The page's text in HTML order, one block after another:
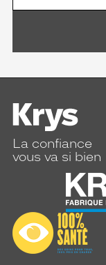
La confiance
vous va si bien